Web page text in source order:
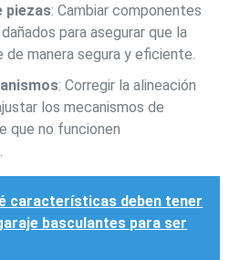
piezas: Cambiar componentes
para asegurar que la
de manera segura y eficiente.
: Corregir la alineación
los mecanismos de
que no funcionen
características deben tener
basculantes para ser